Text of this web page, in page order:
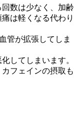
数は少なく、加齢
は軽くなる代わり
管が拡張してしま
してしまいます。
フェインの摂取も